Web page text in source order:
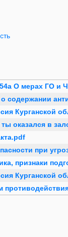
О мерах ГО и
содержании
Курганской
оказался в
при
признаки
Курганской